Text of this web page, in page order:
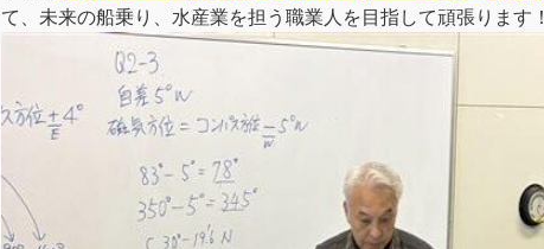
て、未来の船乗り、水産業を担う職業人を目指して頑張ります！